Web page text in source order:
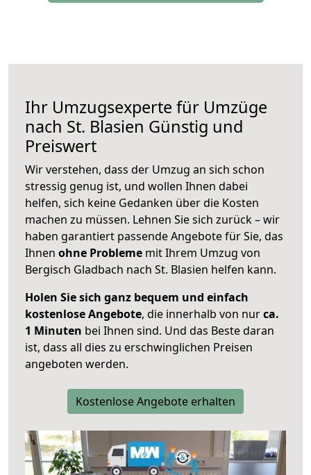
Ihr Umzugsexperte für Umzüge
nach St. Blasien Günstig und
Preiswert
Wir verstehen, dass der Umzug an sich schon
stressig genug ist, und wollen Ihnen dabei
helfen, sich keine Gedanken über die Kosten
machen zu müssen. Lehnen Sie sich zurück – wir
haben garantiert passende Angebote für Sie, das
Ihnen ohne Probleme mit Ihrem Umzug von
Bergisch Gladbach nach St. Blasien helfen kann.
Holen Sie sich ganz bequem und einfach
kostenlose Angebote, die innerhalb von nurca.
1 Minuten bei Ihnen sind. Und das Beste daran
ist, dass all dies zu erschwinglichen Preisen
angeboten werden.
Kostenlose Angebote erhalten